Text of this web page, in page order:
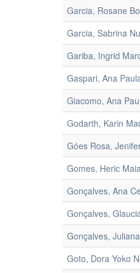
Garcia, Rosane
Garcia, Sabrina
Gariba, Ingrid
Gaspari, Ana
Giacomo, Ana
Godarth, Karin
Góes Rosa,
Gomes, Heric
Gonçalves, Ana
Gonçalves,
Gonçalves,
Goto, Dora Yoko